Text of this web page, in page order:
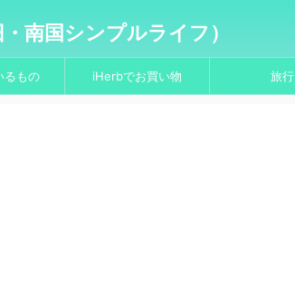
南国シンプルライフ）
るもの iHerbでお買い物 旅行